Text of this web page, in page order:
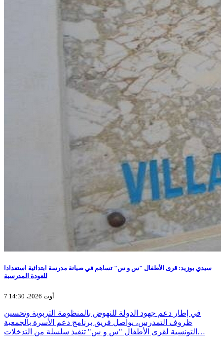
سيدي بوزيد: قرى الأطفال "س و س" تساهم في صيانة مدرسة ابتدائية استعدادا
للعودة المدرسية
7 أوت 2026، 14:30
في إطار دعم جهود الدولة للنهوض بالمنظومة التربوية وتحسين
ظروف التمدرس، يواصل فريق برنامج دعم الأسرة بالجمعية
التونسية لقرى الأطفال "س و س" تنفيذ سلسلة من التدخلات…